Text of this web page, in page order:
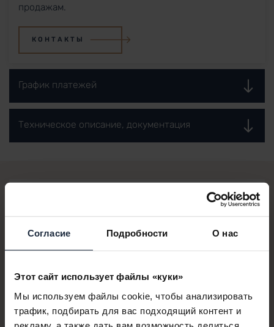
Согласие Подробности О нас
Этот сайт использует файлы «куки»
Мы используем файлы cookie, чтобы анализировать
трафик, подбирать для вас подходящий контент и
продажам.
КОНТАКТЫ
График платежей
Техническое описание, документация
СВЯЖИТЕСЬ С НАШИМИ КОЛЛЕГАМИ!
Hanko Barbara
Риелтор - английский язык
barbara.hanko@lakeresort.hu